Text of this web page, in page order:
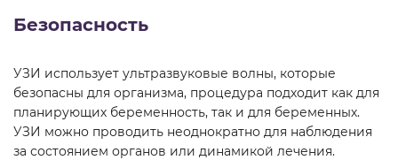
Безопасность
УЗИ использует ультразвуковые волны, которые
безопасны для организма, процедура подходит как для
планирующих беременность, так и для беременных.
УЗИ можно проводить неоднократно для наблюдения
за состоянием органов или динамикой лечения.